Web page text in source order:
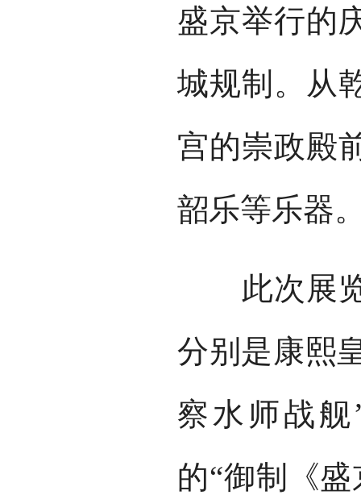
盛京举行的
城规制。从
宫的崇政殿
韶乐等乐器
此次展览
分别是康熙
察水师战
的“御制《盛